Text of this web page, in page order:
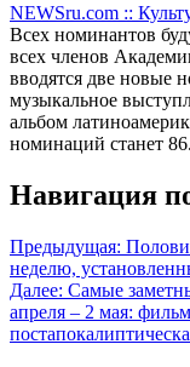
NEWSru.com ::
Всех номинантов
всех членов
вводятся две
музыкальное
альбом
номинаций станет 86.
Навигация
Предыдущая:
неделю,
Далее: Самые
апреля – 2 мая: